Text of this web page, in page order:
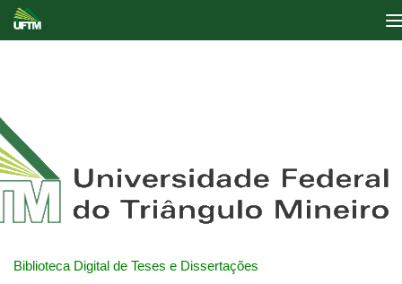
Biblioteca Digital de Teses e Dissertações